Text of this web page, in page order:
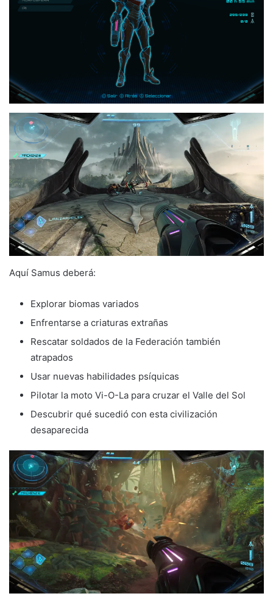
Aquí Samus deberá:
Explorar biomas variados
Enfrentarse a criaturas extrañas
Rescatar soldados de la Federación también
atrapados
Usar nuevas habilidades psíquicas
Pilotar la moto Vi-O-La para cruzar el Valle del Sol
Descubrir qué sucedió con esta civilización
desaparecida